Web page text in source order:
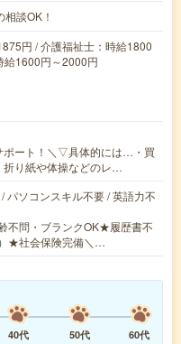
談OK！
円 / 介護福祉士：時給1800
給1600円～2000円
ポート！＼▽具体的には…・買
折り紙や体操などのレ…
パソコンスキル不要 / 英語力不
不問・ブランクOK★履歴書不
★社会保険完備＼…
40代 50代
60代